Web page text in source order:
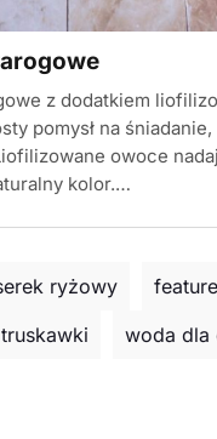
z dodatkiem
pomysł na
owoce
kolor.…
ryżowy
truskawki woda dla